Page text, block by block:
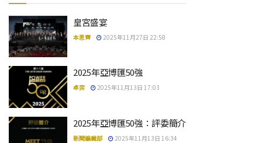
皇宮盛宴
本思齊 2025年11月27日 22:58
2025年亞博匯50強
卓弈 2025年11月13日 17:03
2025年亞博匯50強：評委簡介
新聞編輯部 2025年11月13日 16:34